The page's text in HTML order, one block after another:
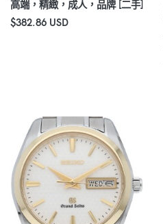
高端，精緻，成人，品牌 [二手]
$382.86 USD